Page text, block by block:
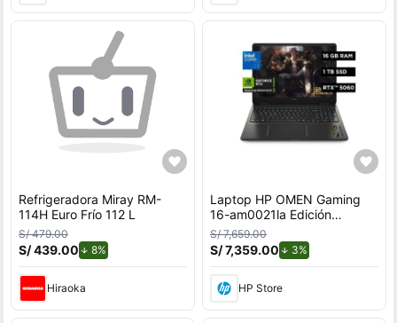
Refrigeradora Miray RM-
114H Euro Frío 112 L
S/ 479.00
S/ 439.00 8%
Hiraoka
Laptop HP OMEN Gaming
16-am0021la Edición
League of Legends, Intel
Core i7, 16 GB RAM, GPU
NVIDIA GeForce RTX™ 5060
Windows 11 Home con
S/ 7,659.00
S/ 7,359.00 3%de descuento.
HP Store